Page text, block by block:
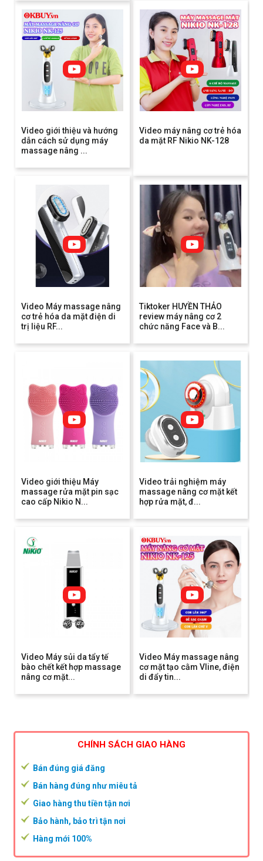
Video giới thiệu và hướng
dẫn cách sử dụng máy
massage nâng ...
Video máy nâng cơ trẻ hóa
da mặt RF Nikio NK-128
Video Máy massage nâng
cơ trẻ hóa da mặt điện di
trị liệu RF...
Tiktoker HUYỀN THẢO
review máy nâng cơ 2
chức năng Face và B...
Video giới thiệu Máy
massage rửa mặt pin sạc
cao cấp Nikio N...
Video trải nghiệm máy
massage nâng cơ mặt kết
hợp rửa mặt, đ...
Video Máy sủi da tẩy tế
bào chết kết hợp massage
nâng cơ mặt...
Video Máy massage nâng
cơ mặt tạo cằm Vline, điện
di đẩy tin...
CHÍNH SÁCH GIAO HÀNG
Bán đúng giá đăng
Bán hàng đúng như miêu tả
Giao hàng thu tiền tận nơi
Bảo hành, bảo trì tận nơi
Hàng mới 100%